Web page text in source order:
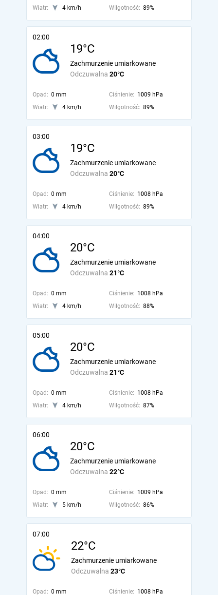
Wiatr:
4 km/h Wilgotność: 89%
02:00
19°C
Odczuwalna 20°C
Zachmurzenie umiarkowane
Opad: 0 mm Ciśnienie: 1009 hPa
Wiatr:
4 km/h Wilgotność: 89%
03:00
19°C
Odczuwalna 20°C
Zachmurzenie umiarkowane
Opad: 0 mm Ciśnienie: 1008 hPa
Wiatr:
4 km/h Wilgotność: 89%
04:00
20°C
Odczuwalna 21°C
Zachmurzenie umiarkowane
Opad: 0 mm Ciśnienie: 1008 hPa
Wiatr:
4 km/h Wilgotność: 88%
05:00
20°C
Odczuwalna 21°C
Zachmurzenie umiarkowane
Opad: 0 mm Ciśnienie: 1008 hPa
Wiatr:
4 km/h Wilgotność: 87%
06:00
20°C
Odczuwalna 22°C
Zachmurzenie umiarkowane
Opad: 0 mm Ciśnienie: 1009 hPa
Wiatr:
5 km/h Wilgotność: 86%
07:00
22°C
Odczuwalna 23°C
Zachmurzenie umiarkowane
Opad: 0 mm Ciśnienie: 1008 hPa